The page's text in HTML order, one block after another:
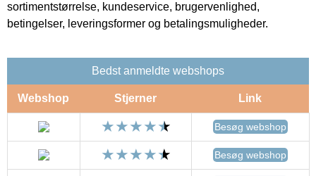
sortimentstørrelse, kundeservice, brugervenlighed,
betingelser, leveringsformer og betalingsmuligheder.
Bedst anmeldte webshops
Webshop Stjerner Link
Besøg webshop
Besøg webshop